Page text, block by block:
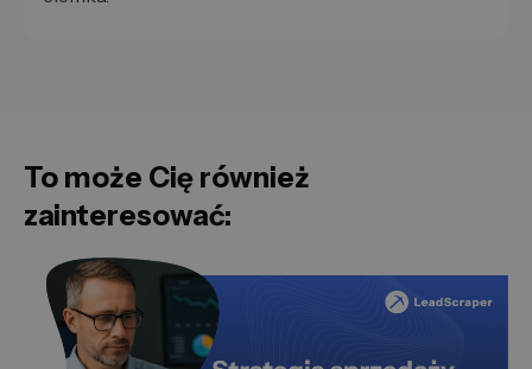
To może Cię również
zainteresować: